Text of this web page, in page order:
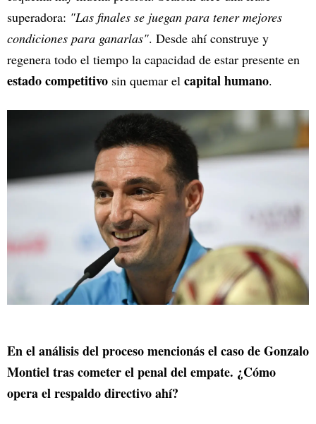
superadora: "Las finales se juegan para tener mejores
condiciones para ganarlas". Desde ahí construye y
regenera todo el tiempo la capacidad de estar presente en
estado competitivo sin quemar el capital humano.
En el análisis del proceso mencionás el caso de Gonzalo
Montiel tras cometer el penal del empate. ¿Cómo
opera el respaldo directivo ahí?